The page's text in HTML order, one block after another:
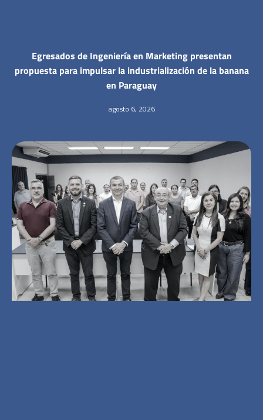
Egresados de Ingeniería en Marketing presentan
propuesta para impulsar la industrialización de la banana
en Paraguay
agosto 6, 2026